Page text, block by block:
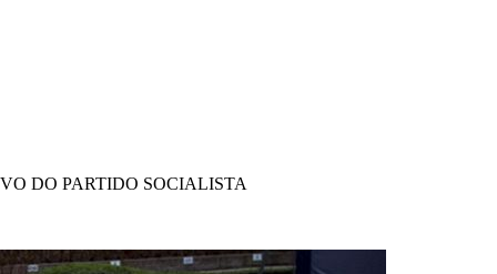
DO PARTIDO SOCIALISTA